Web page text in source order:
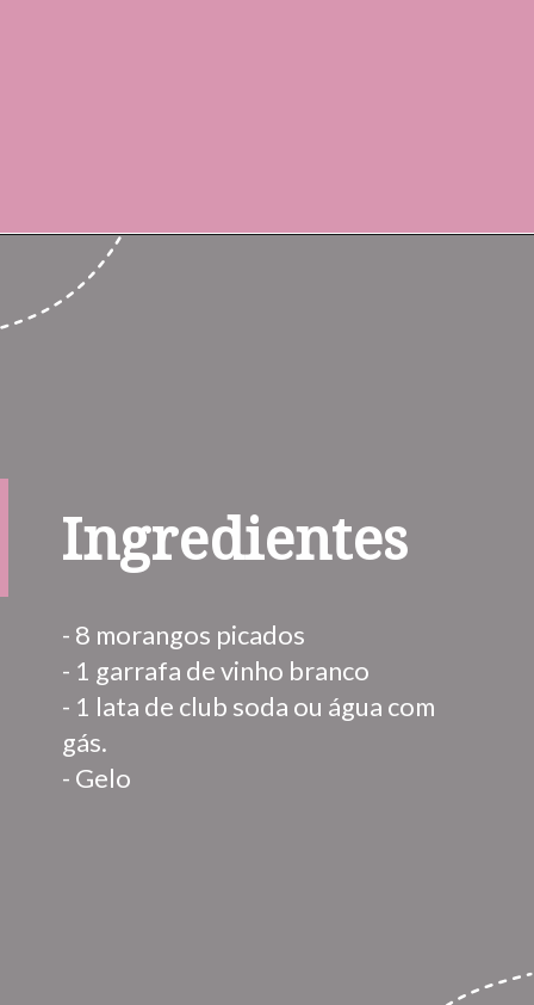
Ingredientes
- 8 morangos picados
- 1 garrafa de vinho branco
- 1 lata de club soda ou água com
gás.
- Gelo